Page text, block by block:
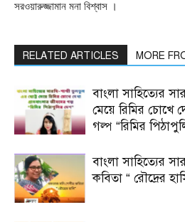
সরওয়ারুজ্জামান মনা বিশ্বাস ।
RELATED ARTICLES MORE
বাংলা সাহিত্যের
মেয়ে রিমির চোখে
গল্প “রিমির
বাংলা সাহিত্যের
কবিতা “ রৌদ্রের